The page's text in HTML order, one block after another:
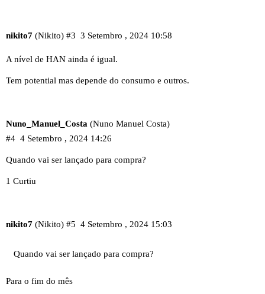
nikito7 (Nikito) 3 Setembro , 2024 10:58
#3
A nível de HAN ainda é igual.
Tem potential mas depende do consumo e outros.
Nuno_Manuel_Costa (Nuno Manuel Costa)
4 Setembro , 2024 14:26
#4
Quando vai ser lançado para compra?
1 Curtiu
nikito7 (Nikito) 4 Setembro , 2024 15:03
#5
Quando vai ser lançado para compra?
Para o fim do mês